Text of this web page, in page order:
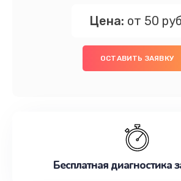
Цена: от 50
ОСТАВИТЬ ЗАЯВКУ
Бесплатная диагностика